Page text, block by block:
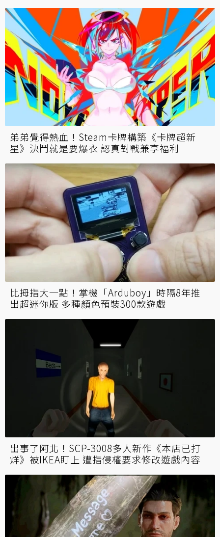
弟弟覺得熱血！Steam卡牌構築《卡牌超新
星》決鬥就是要爆衣 認真對戰兼享福利
比拇指大一點！掌機「Arduboy」時隔8年推
出超迷你版 多種顏色預裝300款遊戲
出事了阿北！SCP-3008多人新作《本店已打
烊》被IKEA盯上 遭指侵權要求修改遊戲內容